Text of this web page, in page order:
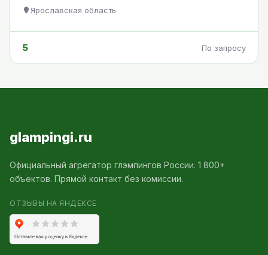
Ярославская область
5 По запросу
glampingi.ru
Официальный агрегатор глэмпингов России. 1 800+
объектов. Прямой контакт без комиссии.
ОТЗЫВЫ НА ЯНДЕКСЕ